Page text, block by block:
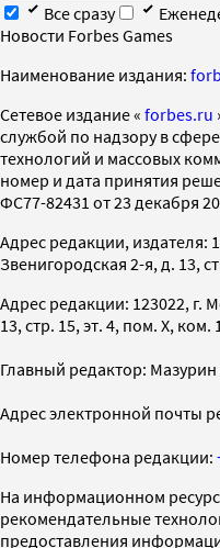
Все сразу
Новости Forbes Games
Наименование издания:
Cетевое издание « forbes.ru
службой по надзору в
технологий и массовых
номер и дата принятия
ФС77-82431 от 23 декабря
Адрес редакции, издателя:
Звенигородская 2-я, д. 13,
Адрес редакции: 123022, г.
13, стр. 15, эт. 4, пом. X, ком. 1
Главный редактор:
Адрес электронной почты
Номер телефона редакции:
На информационном
рекомендательные
предоставления